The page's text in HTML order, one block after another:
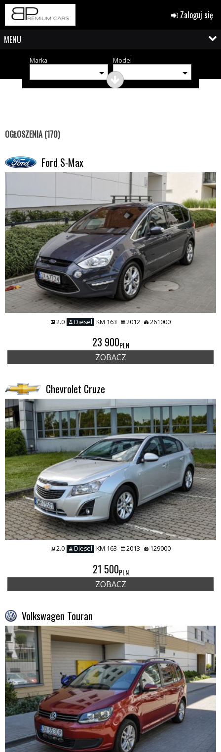
Zaloguj się
MENU
Marka Model
OGŁOSZENIA (170)
Ford S-Max
2.0 Diesel KM 163 2012 261000
23 900PLN
ZOBACZ
Chevrolet Cruze
2.0 Diesel KM 163 2013 129000
21 500PLN
ZOBACZ
Volkswagen Touran